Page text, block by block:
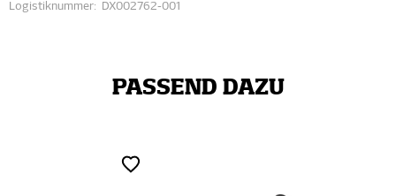
Logistiknummer: DX002762-001
PASSEND DAZU